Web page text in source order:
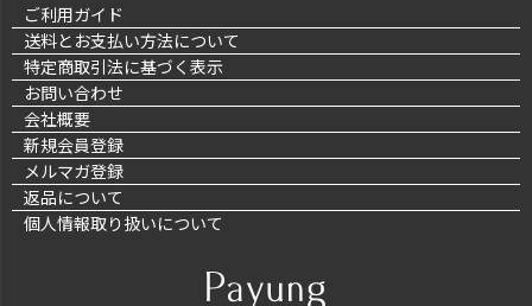
ご利用ガイド
送料とお支払い方法について
特定商取引法に基づく表示
お問い合わせ
会社概要
新規会員登録
メルマガ登録
返品について
個人情報取り扱いについて